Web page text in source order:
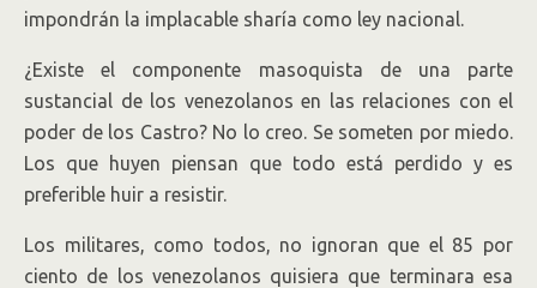
impondrán la implacable sharía como ley nacional.
¿Existe el componente masoquista de una parte
sustancial de los venezolanos en las relaciones con el
poder de los Castro? No lo creo. Se someten por miedo.
Los que huyen piensan que todo está perdido y es
preferible huir a resistir.
Los militares, como todos, no ignoran que el 85 por
ciento de los venezolanos quisiera que terminara esa